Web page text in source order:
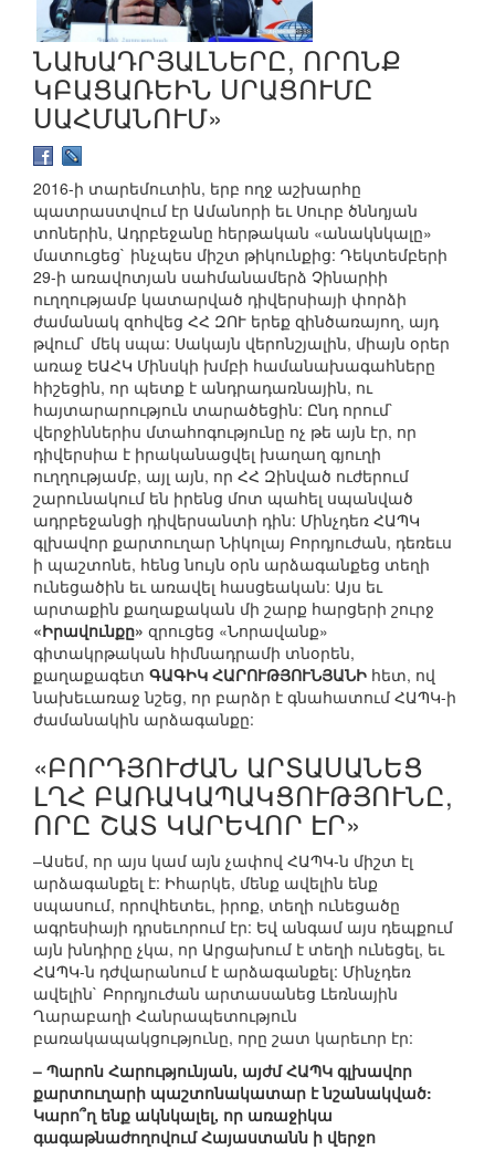
ՆԱԽԱԴՐՅԱԼՆԵՐԸ, ՈՐՈՆՔ
ԿԲԱՑԱՌԵԻՆ ՍՐԱՑՈՒՄԸ
ՍԱՀՄԱՆՈՒՄ»
2016-ի տարեմուտին, երբ ողջ աշխարհը
պատրաստվում էր Ամանորի եւ Սուրբ ծննդյան
տոներին, Ադրբեջանը հերթական «անակնկալը»
մատուցեց` ինչպես միշտ թիկունքից: Դեկտեմբերի
29-ի առավոտյան սահմանամերձ Չինարիի
ուղղությամբ կատարված դիվերսիայի փորձի
ժամանակ զոհվեց ՀՀ ԶՈՒ երեք զինծառայող, այդ
թվում` մեկ սպա: Սակայն վերոնշյալին, միայն օրեր
առաջ ԵԱՀԿ Մինսկի խմբի համանախագահները
հիշեցին, որ պետք է անդրադառնային, ու
հայտարարություն տարածեցին: Ընդ որում`
վերջիններիս մտահոգությունը ոչ թե այն էր, որ
դիվերսիա է իրականացվել խաղաղ գյուղի
ուղղությամբ, այլ այն, որ ՀՀ Զինված ուժերում
շարունակում են իրենց մոտ պահել սպանված
ադրբեջանցի դիվերսանտի դին: Մինչդեռ ՀԱՊԿ
գլխավոր քարտուղար Նիկոլայ Բորդյուժան, դեռեւս
ի պաշտոնե, հենց նույն օրն արձագանքեց տեղի
ունեցածին եւ առավել հասցեական: Այս եւ
արտաքին քաղաքական մի շարք հարցերի շուրջ
«Իրավունքը» զրուցեց «Նորավանք»
գիտակրթական հիմնադրամի տնօրեն,
քաղաքագետ ԳԱԳԻԿ ՀԱՐՈՒԹՅՈՒՆՅԱՆԻ հետ, ով
նախեւառաջ նշեց, որ բարձր է գնահատում ՀԱՊԿ-ի
ժամանակին արձագանքը:
«ԲՈՐԴՅՈՒԺԱՆ ԱՐՏԱՍԱՆԵՑ
ԼՂՀ ԲԱՌԱԿԱՊԱԿՑՈՒԹՅՈՒՆԸ,
ՈՐԸ ՇԱՏ ԿԱՐԵՎՈՐ ԷՐ»
–Ասեմ, որ այս կամ այն չափով ՀԱՊԿ-ն միշտ էլ
արձագանքել է: Իհարկե, մենք ավելին ենք
սպասում, որովհետեւ, իրոք, տեղի ունեցածը
ագրեսիայի դրսեւորում էր: Եվ անգամ այս դեպքում
այն խնդիրը չկա, որ Արցախում է տեղի ունեցել, եւ
ՀԱՊԿ-ն դժվարանում է արձագանքել: Մինչդեռ
ավելին` Բորդյուժան արտասանեց Լեռնային
Ղարաբաղի Հանրապետություն
բառակապակցությունը, որը շատ կարեւոր էր:
– Պարոն Հարությունյան, այժմ ՀԱՊԿ գլխավոր
քարտուղարի պաշտոնակատար է նշանակված:
Կարո՞ղ ենք ակնկալել, որ առաջիկա
գագաթնաժողովում Հայաստանն ի վերջո